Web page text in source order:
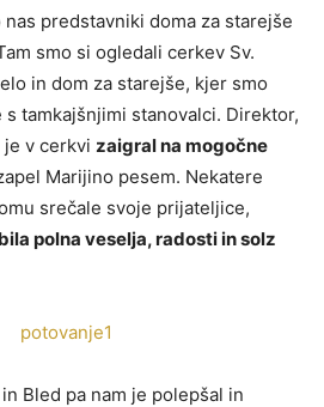
predstavniki doma za starejše
smo si ogledali cerkev Sv.
in dom za starejše, kjer smo
tamkajšnjimi stanovalci. Direktor,
je v cerkvi zaigral na mogočne
Marijino pesem. Nekatere
srečale svoje prijateljice,
polna veselja, radosti in solz
Bled pa nam je polepšal in